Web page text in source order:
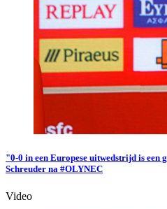
"0-0 in een Europese uitwedstrijd is een
Schreuder na #OLYNEC
Video